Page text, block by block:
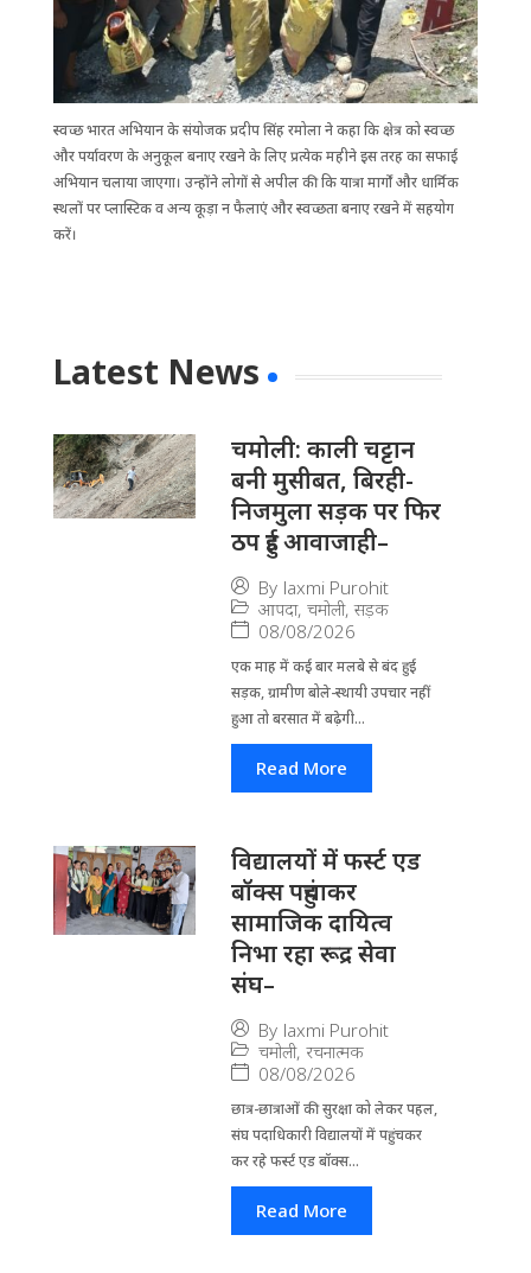
स्वच्छ भारत अभियान के संयोजक प्रदीप सिंह रमोला ने कहा कि क्षेत्र को स्वच्छ
और पर्यावरण के अनुकूल बनाए रखने के लिए प्रत्येक महीने इस तरह का सफाई
अभियान चलाया जाएगा। उन्होंने लोगों से अपील की कि यात्रा मार्गों और धार्मिक
स्थलों पर प्लास्टिक व अन्य कूड़ा न फैलाएं और स्वच्छता बनाए रखने में सहयोग
करें।
Latest News
चमोली: काली चट्टान
बनी मुसीबत, बिरही-
निजमुला सड़क पर फिर
ठप हुई आवाजाही–
By laxmi Purohit
आपदा, चमोली, सड़क
08/08/2026
एक माह में कई बार मलबे से बंद हुई
सड़क, ग्रामीण बोले-स्थायी उपचार नहीं
हुआ तो बरसात में बढ़ेगी...
Read More
विद्यालयों में फर्स्ट एड
बॉक्स पहुंचाकर
सामाजिक दायित्व
निभा रहा रूद्र सेवा
संघ–
By laxmi Purohit
चमोली, रचनात्मक
08/08/2026
छात्र-छात्राओं की सुरक्षा को लेकर पहल,
संघ पदाधिकारी विद्यालयों में पहुंचकर
कर रहे फर्स्ट एड बॉक्स...
Read More